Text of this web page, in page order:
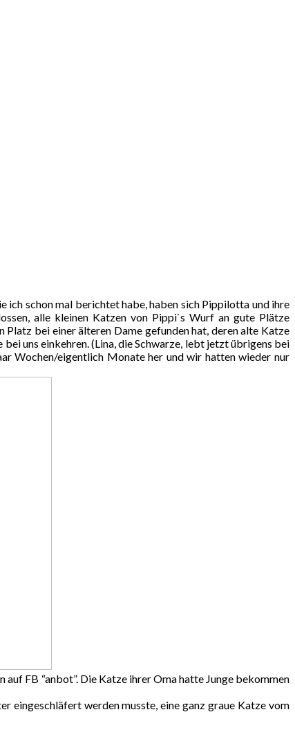
ich schon mal berichtet habe, haben sich Pippilotta und ihre
alle kleinen Katzen von Pippi`s Wurf an gute Plätze
Platz bei einer älteren Dame gefunden hat, deren alte Katze
uns einkehren. (Lina, die Schwarze, lebt jetzt übrigens bei
Wochen/eigentlich Monate her und wir hatten wieder nur
FB “anbot”. Die Katze ihrer Oma hatte Junge bekommen
eingeschläfert werden musste, eine ganz graue Katze vom